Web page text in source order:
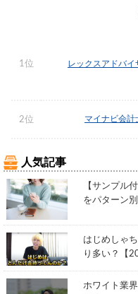
1位 レックスアドバイ
2位 マイナビ会計
人気記事
【サンプル
をパターン
はじめしゃ
り多い？【
ホワイト業